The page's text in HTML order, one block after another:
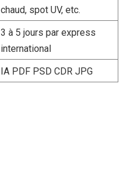
chaud, spot UV, etc.
3 à 5 jours par express
international
IA PDF PSD CDR JPG